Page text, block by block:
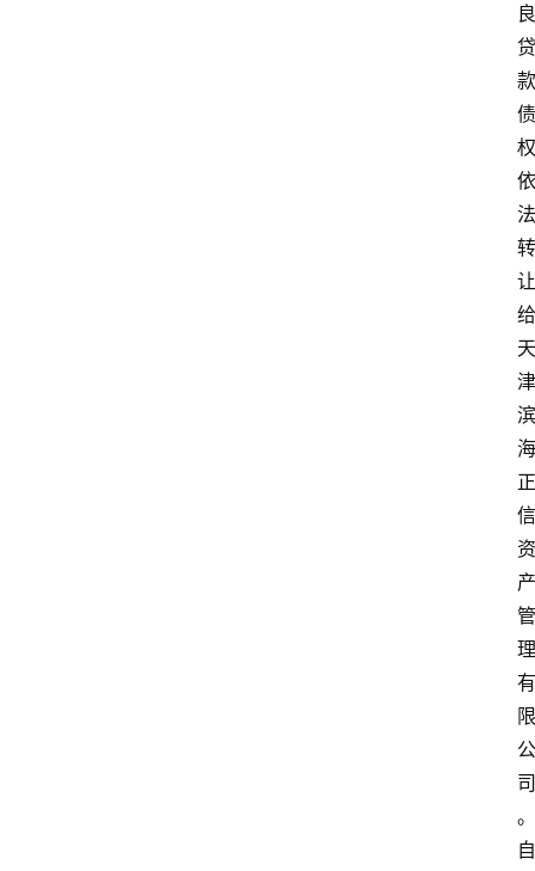
良
贷
款
债
权
依
法
转
让
给
天
津
滨
海
正
信
资
产
管
理
有
限
公
司
。
自